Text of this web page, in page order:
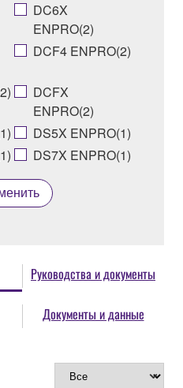
DC6X
ENPRO(2)
DCF4 ENPRO(2)
DCFX
ENPRO(2)
DS5X ENPRO(1)
DS7X ENPRO(1)
Руководства и документы
Документы и данные